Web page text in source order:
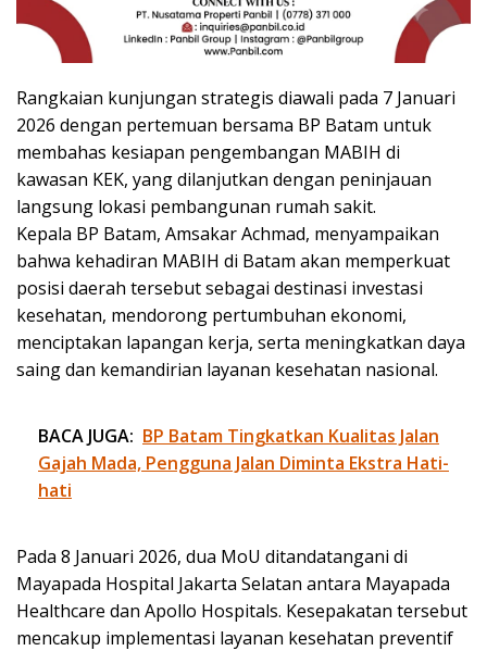
Rangkaian kunjungan strategis diawali pada 7 Januari
2026 dengan pertemuan bersama BP Batam untuk
membahas kesiapan pengembangan MABIH di
kawasan KEK, yang dilanjutkan dengan peninjauan
langsung lokasi pembangunan rumah sakit.
Kepala BP Batam, Amsakar Achmad, menyampaikan
bahwa kehadiran MABIH di Batam akan memperkuat
posisi daerah tersebut sebagai destinasi investasi
kesehatan, mendorong pertumbuhan ekonomi,
menciptakan lapangan kerja, serta meningkatkan daya
saing dan kemandirian layanan kesehatan nasional.
BACA JUGA: BP Batam Tingkatkan Kualitas Jalan
Gajah Mada, Pengguna Jalan Diminta Ekstra Hati-
hati
Pada 8 Januari 2026, dua MoU ditandatangani di
Mayapada Hospital Jakarta Selatan antara Mayapada
Healthcare dan Apollo Hospitals. Kesepakatan tersebut
mencakup implementasi layanan kesehatan preventif